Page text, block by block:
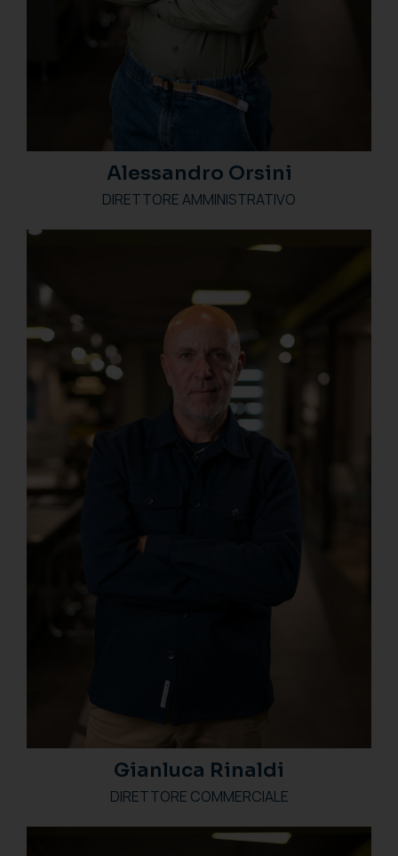
Alessandro Orsini
DIRETTORE AMMINISTRATIVO
Gianluca Rinaldi
DIRETTORE COMMERCIALE